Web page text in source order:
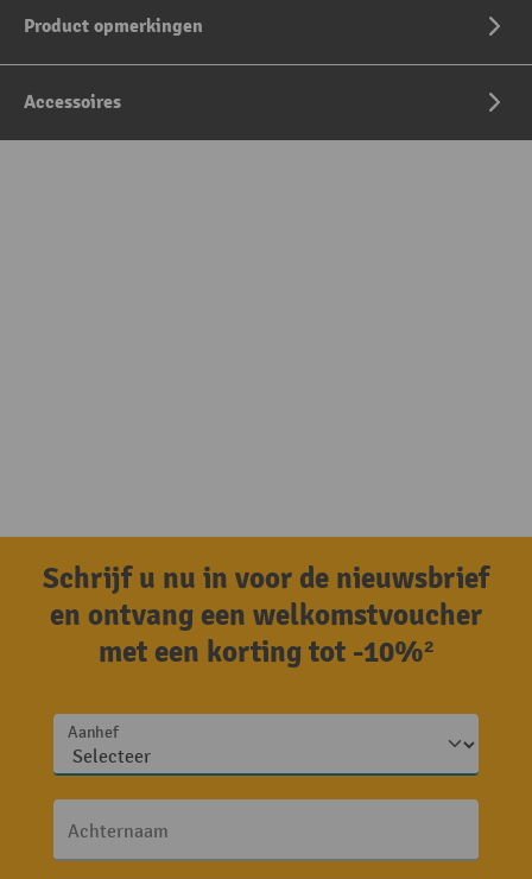
Product opmerkingen
Accessoires
Schrijf u nu in voor de nieuwsbrief
en ontvang een welkomstvoucher
met een korting tot -10%²
Aanhef
Achternaam